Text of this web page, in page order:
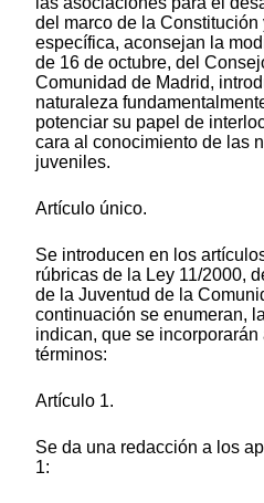
del marco de la
específica, aconsejan la
de 16 de octubre, del
Comunidad de Madrid,
naturaleza
potenciar su papel de
cara al conocimiento de las
juveniles.
Artículo único.
Se introducen en los
rúbricas de la Ley 11/2000,
de la Juventud de la
continuación se enumeran,
indican, que se
términos:
Artículo 1.
Se da una redacción a los
1: